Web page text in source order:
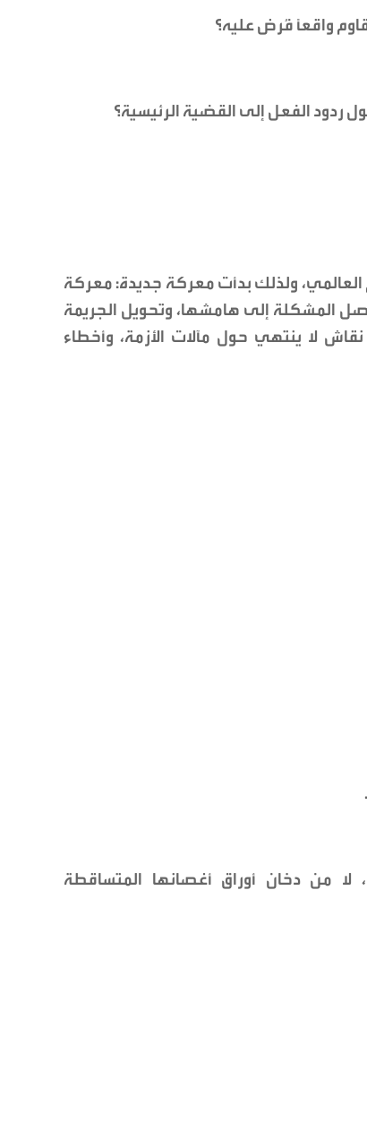
واقعاً فُرض عليه؟
ردود الفعل إلى القضية الرئيسية؟
العالمي، ولذلك بدأت معركة جديدة: معركة
المشكلة إلى هامشها، وتحويل الجريمة
لا ينتهي حول مآلات الأزمة، وأخطاء
لا من دخان أوراق أغصانها المتساقطة